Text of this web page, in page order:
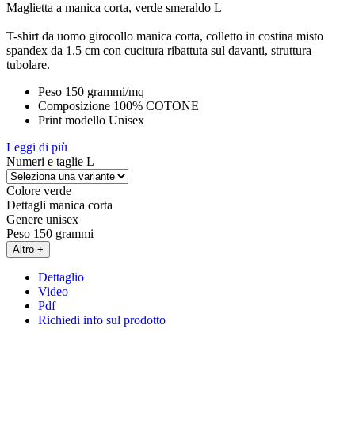
Maglietta a manica corta, verde smeraldo L
T-shirt da uomo girocollo manica corta, colletto in costina misto
spandex da 1.5 cm con cucitura ribattuta sul davanti, struttura
tubolare.
Peso 150 grammi/mq
Composizione 100% COTONE
Print modello Unisex
Leggi di più
Numeri e taglie L
Colore verde
Dettagli manica corta
Genere unisex
Peso 150 grammi
Altro +
Dettaglio
Video
Pdf
Richiedi info sul prodotto